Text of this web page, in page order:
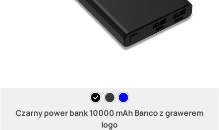
Czarny power bank 10000 mAh Banco z grawerem
logo